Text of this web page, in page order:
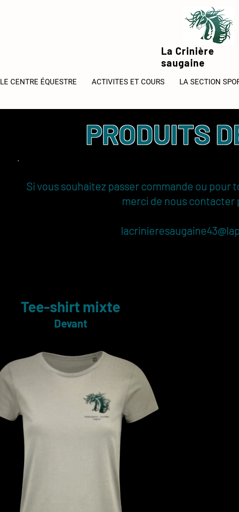
La Crinière
saugaine
LE CENTRE ÉQUESTRE ACTIVITES ET COURS LA SECTION
PRODUITS
Si vous souhaitez passer commande ou pour
merci de nous contacter
Tee-shirt mixte
Devant